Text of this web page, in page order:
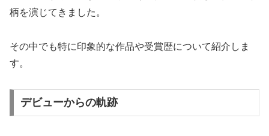
柄を演じてきました。
その中でも特に印象的な作品や受賞歴について紹介しま
す。
デビューからの軌跡